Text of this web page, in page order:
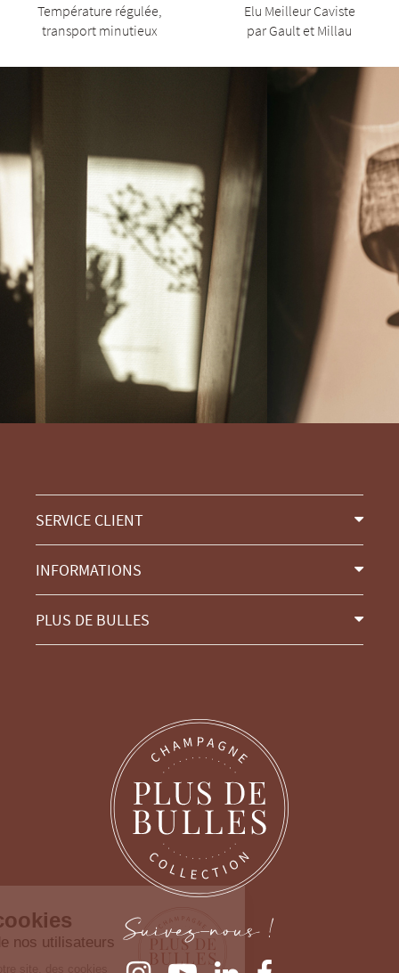
Température régulée,
transport minutieux
Elu Meilleur Caviste
par Gault et Millau
SERVICE CLIENT
INFORMATIONS
PLUS DE BULLES
Suivez-nous !
Gestion des cookies
Nous prenons soin de nos utilisateurs
Lorsque vous consultez notre site, des cookies